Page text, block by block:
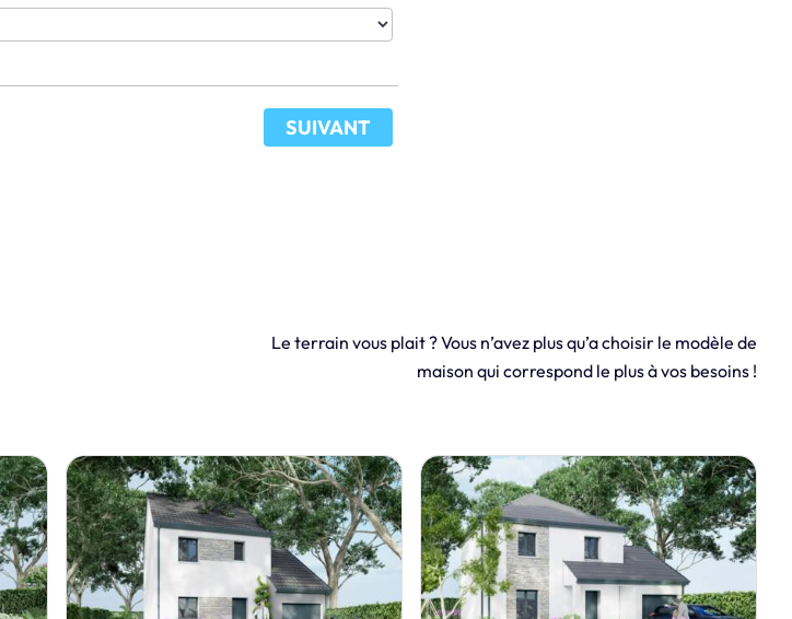
SUIVANT
Le terrain vous plait ? Vous n’avez plus qu’a choisir le modèle de
maison qui correspond le plus à vos besoins !